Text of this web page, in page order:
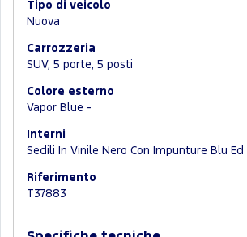
Tipo di veicolo
Nuova
Carrozzeria
SUV, 5 porte, 5 posti
Colore esterno
Vapor Blue -
Interni
Sedili In Vinile Nero Con Impunture Blu Ed
Riferimento
T37883